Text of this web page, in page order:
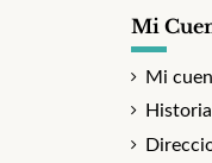
Mi
Mi